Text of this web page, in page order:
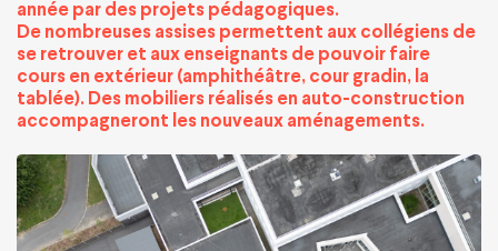
année par des projets pédagogiques.
De nombreuses assises permettent aux collégiens de
se retrouver et aux enseignants de pouvoir faire
cours en extérieur (amphithéâtre, cour gradin, la
tablée). Des mobiliers réalisés en auto-construction
accompagneront les nouveaux aménagements.